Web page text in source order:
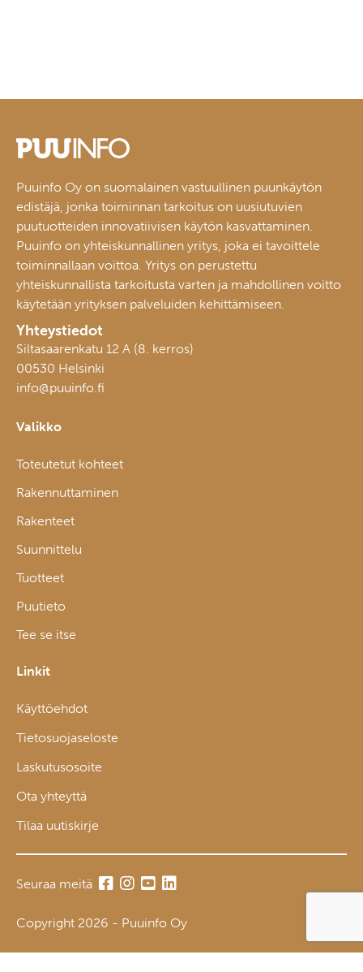
Puuinfo Oy on suomalainen vastuullinen puunkäytön
edistäjä, jonka toiminnan tarkoitus on uusiutuvien
puutuotteiden innovatiivisen käytön kasvattaminen.
Puuinfo on yhteiskunnallinen yritys, joka ei tavoittele
toiminnallaan voittoa. Yritys on perustettu
yhteiskunnallista tarkoitusta varten ja mahdollinen voitto
käytetään yrityksen palveluiden kehittämiseen.
Yhteystiedot
Siltasaarenkatu 12 A (8. kerros)
00530 Helsinki
info@puuinfo.fi
Valikko
Toteutetut kohteet
Rakennuttaminen
Rakenteet
Suunnittelu
Tuotteet
Puutieto
Tee se itse
Linkit
Käyttöehdot
Tietosuojaseloste
Laskutusosoite
Ota yhteyttä
Tilaa uutiskirje
Seuraa meitä
Copyright 2026 - Puuinfo Oy